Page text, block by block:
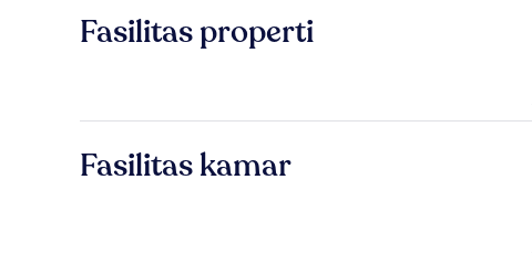
Fasilitas properti
Fasilitas kamar